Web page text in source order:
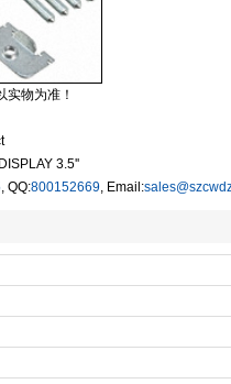
实物为准！
3.5''
, QQ:800152669, Email: